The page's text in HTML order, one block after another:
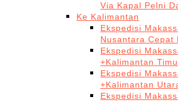
Via Kapal Pelni
Ke Kalimantan
Ekspedisi
Nusantara Cepat
Ekspedisi
+Kalimantan
Ekspedisi
+Kalimantan
Ekspedisi